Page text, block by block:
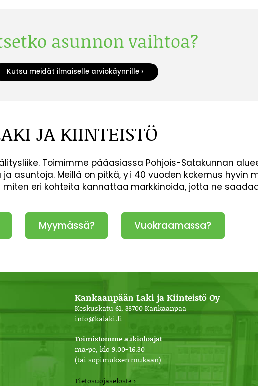
asunnon vaihtoa?
Kutsu meidät ilmaiselle arviokäynnille ›
JA KIINTEISTÖ
Toimimme pääasiassa Pohjois-Satakunnan
asuntoja. Meillä on pitkä, yli 40 vuoden kokemus hyvin
eri kohteita kannattaa markkinoida, jotta ne
Myymässä? Vuokraamassa?
Kankaanpään Laki ja Kiinteistö Oy
Keskuskatu 61, 38700 Kankaanpää
info@kalaki.fi
Toimistomme aukioloajat
ma-pe, klo 9.00- 16.30
(tai sopimuksen mukaan)
Tietosuojaseloste ›